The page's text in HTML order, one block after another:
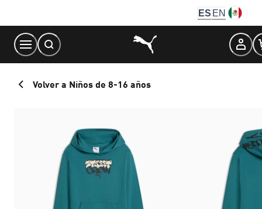
Content
ES EN
Volver a Niños de 8-16 años